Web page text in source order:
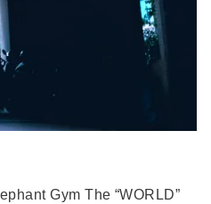
Gym The “WORLD”